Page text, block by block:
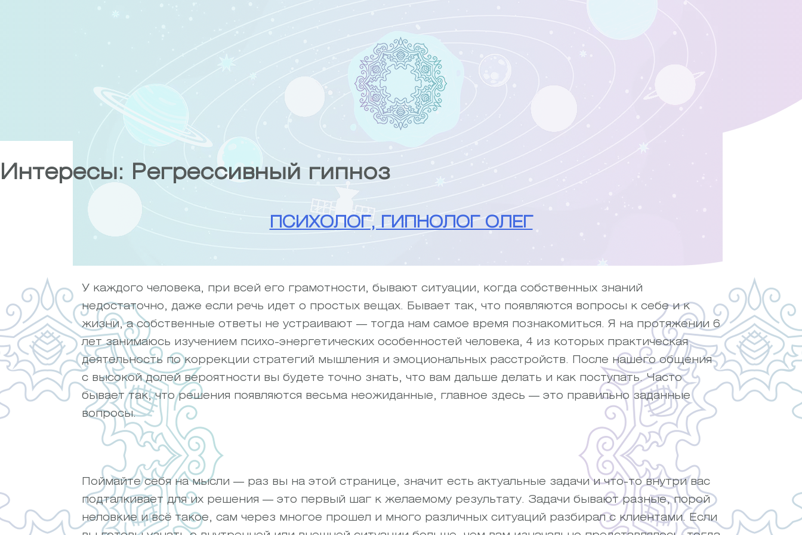
Интересы: Регрессивный гипноз
ПСИХОЛОГ, ГИПНОЛОГ ОЛЕГ
У каждого человека, при всей его грамотности, бывают ситуации, когда собственных знаний
недостаточно, даже если речь идет о простых вещах. Бывает так, что появляются вопросы к себе и к
жизни, а собственные ответы не устраивают — тогда нам самое время познакомиться. Я на протяжении 6
лет занимаюсь изучением психо-энергетических особенностей человека, 4 из которых практическая
деятельность по коррекции стратегий мышления и эмоциональных расстройств. После нашего общения
с высокой долей вероятности вы будете точно знать, что вам дальше делать и как поступать. Часто
бывает так, что решения появляются весьма неожиданные, главное здесь — это правильно заданные
вопросы.
Поймайте себя на мысли — раз вы на этой странице, значит есть актуальные задачи и что-то внутри вас
подталкивает для их решения — это первый шаг к желаемому результату. Задачи бывают разные, порой
неловкие и всё такое, сам через многое прошел и много различных ситуаций разбирал с клиентами. Если